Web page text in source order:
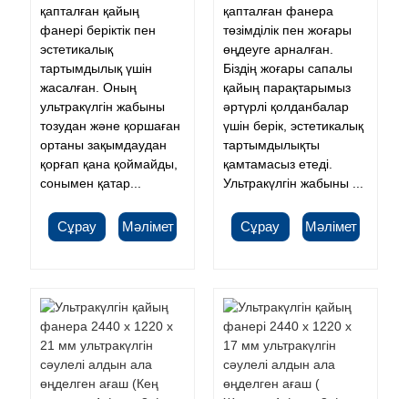
қапталған қайың
фанері беріктік пен
эстетикалық
тартымдылық үшін
жасалған. Оның
ультракүлгін жабыны
тозудан және қоршаған
ортаны зақымдаудан
қорғап қана қоймайды,
сонымен қатар...
Сұрау Мәлімет
қапталған фанера
төзімділік пен жоғары
өңдеуге арналған.
Біздің жоғары сапалы
қайың парақтарымыз
әртүрлі қолданбалар
үшін берік, эстетикалық
тартымдылықты
қамтамасыз етеді.
Ультракүлгін жабыны ...
Сұрау Мәлімет